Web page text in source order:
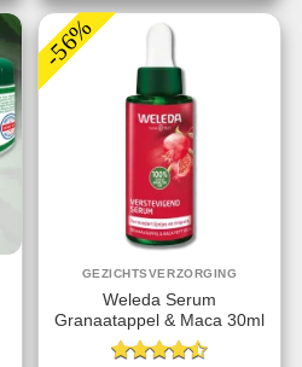
-56%
GEZICHTSVERZORGING
Weleda Serum
Granaatappel & Maca 30ml